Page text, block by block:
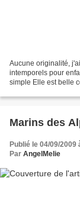
Aucune originalité,
intemporels pour
simple Elle est belle
Marins des
Publié le 04/09/2009
Par AngelMelie